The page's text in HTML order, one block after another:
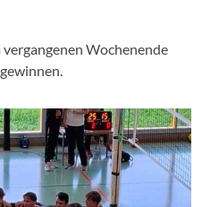
Wochenende